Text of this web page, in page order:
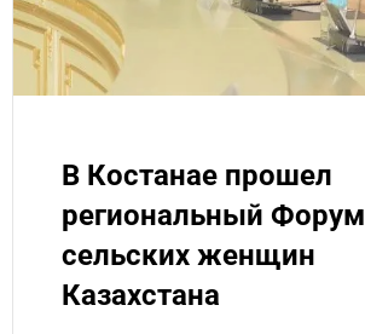
В Костанае прошел
региональный Форум
сельских женщин
Казахстана